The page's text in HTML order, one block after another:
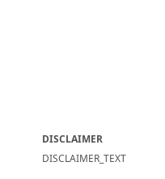
DISCLAIMER
DISCLAIMER_TEXT